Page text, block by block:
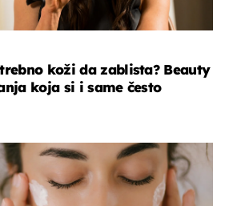
koži da zablista? Beauty
koja si i same često